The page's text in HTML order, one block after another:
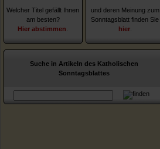
Welcher Titel gefällt Ihnen
am besten?
Hier abstimmen
und deren Meinung zum
Sonntagsblatt finden Sie
hier
Suche in Artikeln des Katholischen
Sonntagsblattes